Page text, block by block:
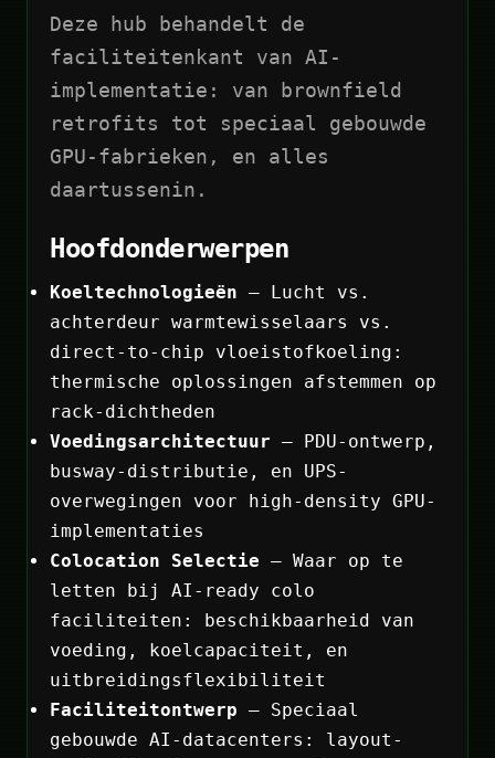
Deze hub behandelt de
faciliteitenkant van AI-
implementatie: van brownfield
retrofits tot speciaal gebouwde
GPU-fabrieken, en alles
daartussenin.
Hoofdonderwerpen
Koeltechnologieën — Lucht vs.
achterdeur warmtewisselaars vs.
direct-to-chip vloeistofkoeling:
thermische oplossingen afstemmen op
rack-dichtheden
Voedingsarchitectuur — PDU-ontwerp,
busway-distributie, en UPS-
overwegingen voor high-density GPU-
implementaties
Colocation Selectie — Waar op te
letten bij AI-ready colo
faciliteiten: beschikbaarheid van
voeding, koelcapaciteit, en
uitbreidingsflexibiliteit
Faciliteitontwerp — Speciaal
gebouwde AI-datacenters: layout-